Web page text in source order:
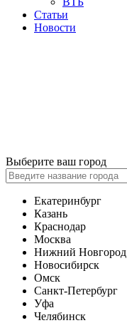
Статьи
Новости
Выберите ваш город
Екатеринбург
Казань
Краснодар
Москва
Нижний Новгород
Новосибирск
Омск
Санкт-Петербург
Уфа
Челябинск